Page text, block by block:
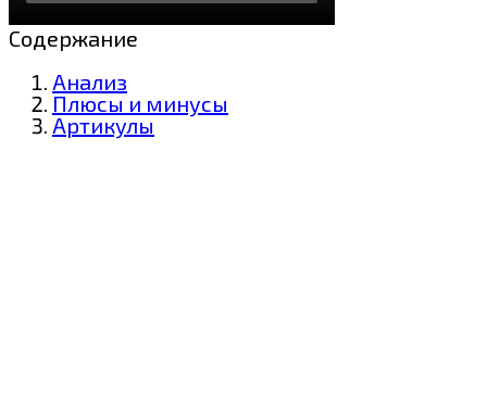
Содержание
Анализ
Плюсы и минусы
Артикулы